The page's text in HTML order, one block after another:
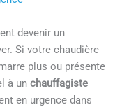
devenir un
Si votre chaudière
plus ou présente
à unchauffagiste
en urgence dans